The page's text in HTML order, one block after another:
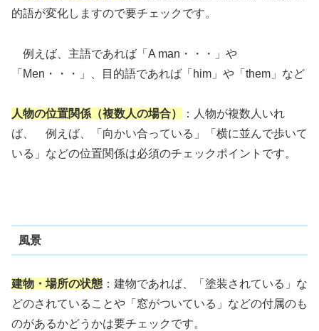
的語が変化しますので要チェックです。
例えば、主語であれば「A man・・・」や
「Men・・・」、目的語であれば「him」や「them」など
人物の位置関係（複数人の場合）
：人物が複数人いれ
ば、 例えば、「向かい合っている」「横に並んで歩いて
いる」などの位置関係は必須のチェックポイントです。
風景
建物・場所の状態 ：建物であれば、「塗装されている」な
どのされていることや「窓がついている」などの付属のも
のがあるかどうかは要チェックです。